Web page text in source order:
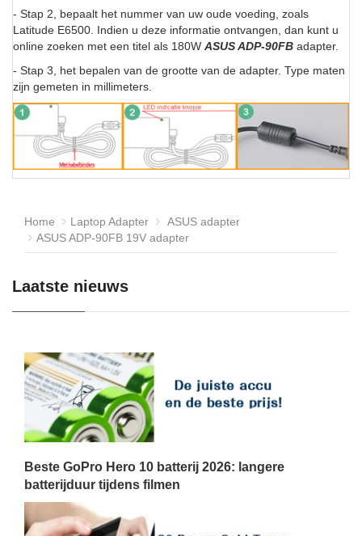
- Stap 2, bepaalt het nummer van uw oude voeding, zoals
Latitude E6500. Indien u deze informatie ontvangen, dan kunt u
online zoeken met een titel als 180W ASUS ADP-90FB adapter.
- Stap 3, het bepalen van de grootte van de adapter. Type maten
zijn gemeten in millimeters.
Home Laptop Adapter
ASUS adapter
ASUS ADP-90FB 19V adapter
Laatste nieuws
Beste GoPro Hero 10 batterij 2026: langere
batterijduur tijdens filmen